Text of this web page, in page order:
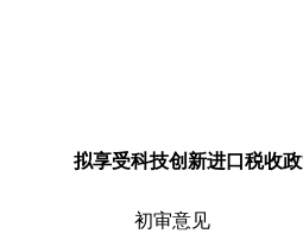
拟享受科技创新进口税收政
初审意见